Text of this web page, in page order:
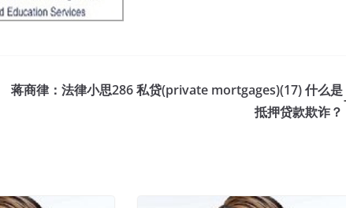
蒋商律：法律小思286 私贷(private mortgages)(17) 什么是
抵押贷款欺诈？